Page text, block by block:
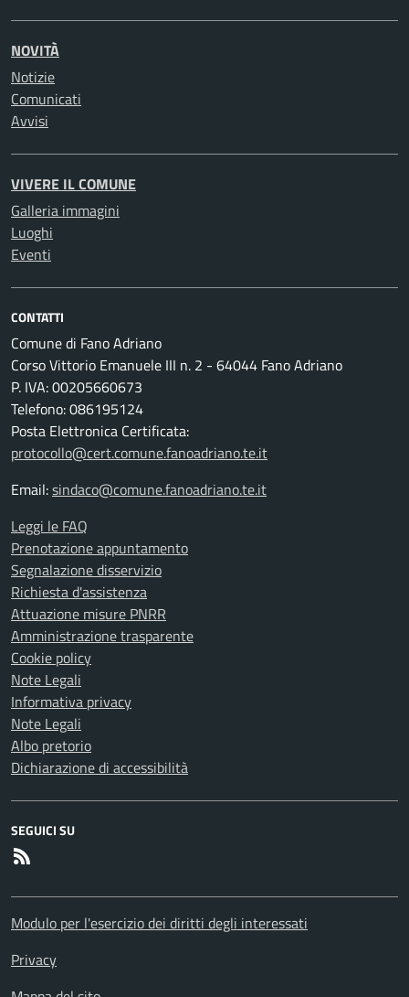
NOVITÀ
Notizie
Comunicati
Avvisi
VIVERE IL COMUNE
Galleria immagini
Luoghi
Eventi
CONTATTI
Comune di Fano Adriano
Corso Vittorio Emanuele III n. 2 - 64044 Fano Adriano
P. IVA: 00205660673
Telefono: 086195124
Posta Elettronica Certificata:
protocollo@cert.comune.fanoadriano.te.it
Email:sindaco@comune.fanoadriano.te.it
Leggi le FAQ
Prenotazione appuntamento
Segnalazione disservizio
Richiesta d'assistenza
Attuazione misure PNRR
Amministrazione trasparente
Cookie policy
Note Legali
Informativa privacy
Note Legali
Albo pretorio
Dichiarazione di accessibilità
SEGUICI SU
Modulo per l'esercizio dei diritti degli interessati
Privacy